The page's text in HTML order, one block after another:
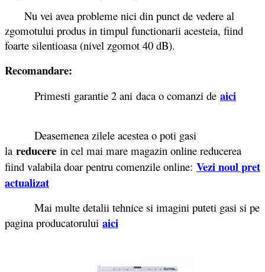
Nu vei avea probleme nici din punct de vedere al
zgomotului produs in timpul functionarii acesteia, fiind
foarte silentioasa (nivel zgomot 40 dB).
Recomandare:
Primesti garantie 2 ani daca o comanzi de aici
Deasemenea zilele acestea o poti gasi
la reducere in cel mai mare magazin online reducerea
fiind valabila doar pentru comenzile online: Vezi noul pret
actualizat
Mai multe detalii tehnice si imagini puteti gasi si pe
pagina producatorului aici